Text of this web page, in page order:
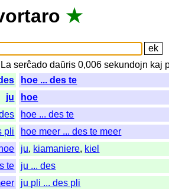
★
La serĉado daŭris 0,006sekundojn kaj
hoe ... des te
ju
hoe
hoe ... des te
pli
hoe meer ... des te meer
hoe
ju, kiamaniere, kiel
te
ju ... des
ju pli ... des pli